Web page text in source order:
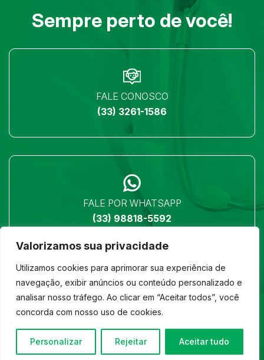
Valorizamos sua privacidade
Utilizamos cookies para aprimorar sua experiência de
navegação, exibir anúncios ou conteúdo personalizado e
analisar nosso tráfego. Ao clicar em “Aceitar todos”, você
concorda com nosso uso de cookies.
Personalizar Rejeitar Aceitar tudo
Sempre perto de você!
FALE CONOSCO
(33) 3261-1586
FALE POR WHATSAPP
(33) 98818-5592
LOCALIZAÇÃO